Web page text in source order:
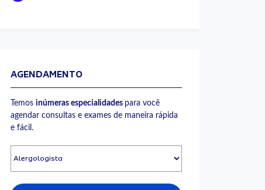
AGENDAMENTO
Temos inúmeras especialidades para você
agendar consultas e exames de maneira rápida
e fácil.